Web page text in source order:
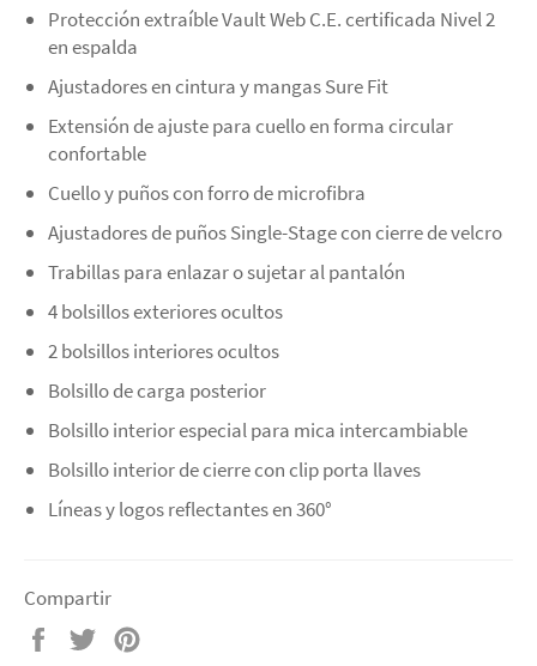
Protección extraíble Vault Web C.E. certificada Nivel 2
en espalda
Ajustadores en cintura y mangas Sure Fit
Extensión de ajuste para cuello en forma circular
confortable
Cuello y puños con forro de microfibra
Ajustadores de puños Single-Stage con cierre de velcro
Trabillas para enlazar o sujetar al pantalón
4 bolsillos exteriores ocultos
2 bolsillos interiores ocultos
Bolsillo de carga posterior
Bolsillo interior especial para mica intercambiable
Bolsillo interior de cierre con clip porta llaves
Líneas y logos reflectantes en 360°
Compartir
Compartir
Tuitear